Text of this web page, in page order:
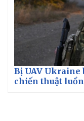
Bị UAV Ukraine
chiến thuật